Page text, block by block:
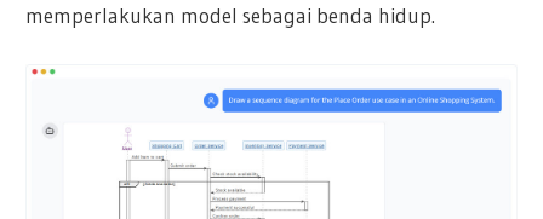
memperlakukan model sebagai benda hidup.